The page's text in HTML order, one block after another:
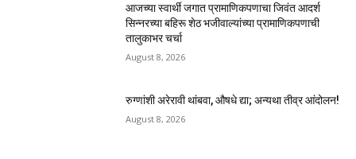
आजच्या स्वार्थी जगात प्रामाणिकपणाचा जिवंत आदर्श
सिन्नरच्या बहिरू शेठ भजीवाल्यांच्या प्रामाणिकपणाची
तालुकाभर चर्चा
August 8, 2026
रुग्णांशी अरेरावी थांबवा, औषधे द्या; अन्यथा तीव्र आंदोलन!
August 8, 2026